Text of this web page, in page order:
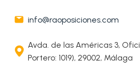
info@raoposiciones.com
Avda. de las Américas 3,
Portero: 1019), 29002, Málaga